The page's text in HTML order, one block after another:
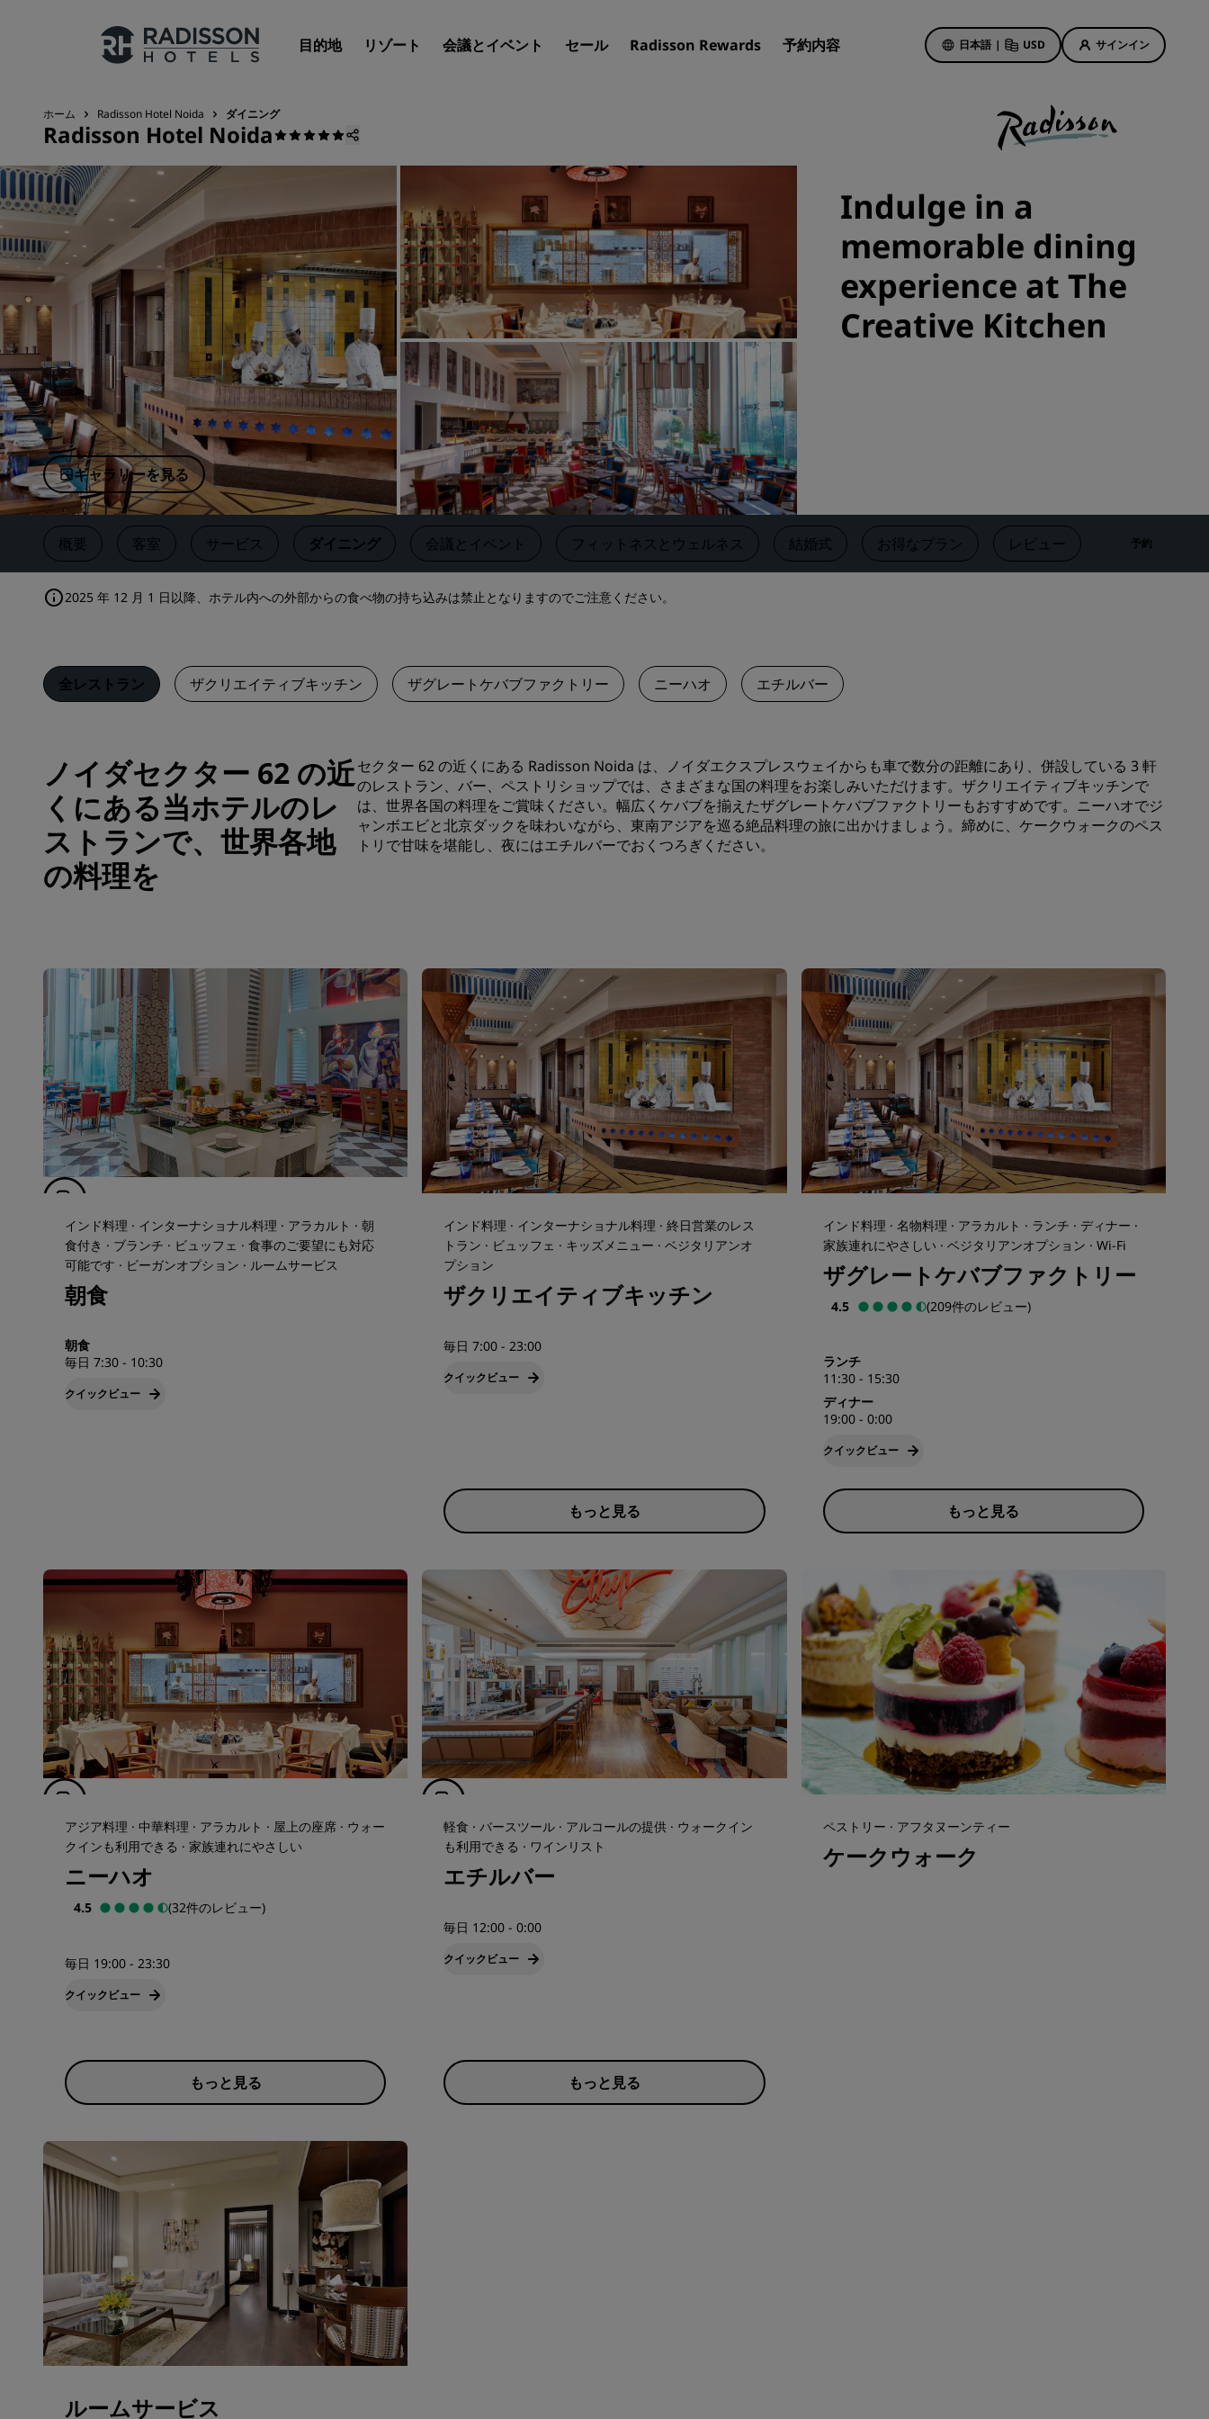
目的地 リゾート 会議とイベント セール Radisson Rewards 予約内容 日本語 | USD サインイン
Radisson Hotels のブランド
Radisson Hotels ブランド
中国の関連ブランド
目的地
リゾート
サービス付きアパートメント
エアポートホテル
新規オープンおよびオープン予定
のホテル
Radisson Meetings
Radisson Meetings をご紹介しま
す
会議スペースを予約します
見積もりを依頼する
イベントの目的地
業界ソリューション
フライトを検索
フライトを検索
レストランを探す
Radisson Hotels アプリ
ホテルのセール
い
初回限定の予約特典
本日のセール
事前にご予約ください
パッケージをご覧ください
出張者
市内中心部にあるホテル
Bookers and Planners
ホーム Radisson Hotel Noida ダイニング
Radisson Hotel Noida
ギャラリーを見る
Indulge in a
memorable dining
experience at The
Creative Kitchen
概要 客室 サービス ダイニング ‌会議とイベント ‌フィットネスとウェルネス 結婚式 お得なプラン レビュー 近隣のアトラ
予約
2025 年 12 月 1 日以降、ホテル内への外部からの食べ物の持ち込みは禁止となりますのでご注意ください。
全レストラン ザクリエイティブキッチン ザグレートケバブファクトリー ニーハオ エチルバー
ノイダセクター 62 の近
くにある当ホテルのレ
ストランで、世界各地
の料理を
セクター 62 の近くにある Radisson Noida は、ノイダエクスプレスウェイからも車で数分の距離にあり、併設している 3 軒
のレストラン、バー、ペストリショップでは、さまざまな国の料理をお楽しみいただけます。ザクリエイティブキッチンで
は、世界各国の料理をご賞味ください。幅広くケバブを揃えたザグレートケバブファクトリーもおすすめです。ニーハオでジ
ャンボエビと北京ダックを味わいながら、東南アジアを巡る絶品料理の旅に出かけましょう。締めに、ケークウォークのペス
トリで甘味を堪能し、夜にはエチルバーでおくつろぎください。
インド料理 · インターナショナル料理 · アラカルト · 朝
食付き · ブランチ · ビュッフェ · 食事のご要望にも対応
可能です · ビーガンオプション · ‌ルームサービス
朝食
朝食
毎日 7:30 - 10:30
クイックビュー
インド料理 · インターナショナル料理 · 終日営業のレス
トラン · ビュッフェ · キッズメニュー · ベジタリアンオ
プション
ザクリエイティブキッチン
毎日 7:00 - 23:00
クイックビュー
もっと見る
インド料理 · 名物料理 · アラカルト · ランチ · ディナー ·
家族連れにやさしい · ベジタリアンオプション · Wi-Fi
ザグレートケバブファクトリー
4.5 (209件のレビュー)
ランチ
11:30 - 15:30
ディナー
19:00 - 0:00
クイックビュー
もっと見る
アジア料理 · 中華料理 · アラカルト · 屋上の座席 · ウォー
クインも利用できる · 家族連れにやさしい
ニーハオ
4.5 (32件のレビュー)
毎日 19:00 - 23:30
クイックビュー
もっと見る
軽食 · バースツール · アルコールの提供 · ウォークイン
も利用できる · ワインリスト
エチルバー
毎日 12:00 - 0:00
クイックビュー
もっと見る
ペストリー · アフタヌーンティー
ケークウォーク
ルームサービス